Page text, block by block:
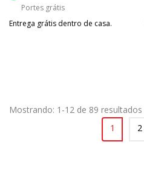
Portes grátis
Entrega grátis dentro de casa.
Mostrando: 1-12 de 89 resultados
1
2